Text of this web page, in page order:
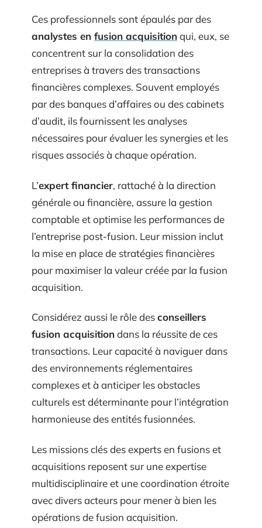
Ces professionnels sont épaulés par des
analystes en fusion acquisitionqui, eux, se
concentrent sur la consolidation des
entreprises à travers des transactions
financières complexes. Souvent employés
par des banques d’affaires ou des cabinets
d’audit, ils fournissent les analyses
nécessaires pour évaluer les synergies et les
risques associés à chaque opération.
L’expert financier, rattaché à la direction
générale ou financière, assure la gestion
comptable et optimise les performances de
l’entreprise post-fusion. Leur mission inclut
la mise en place de stratégies financières
pour maximiser la valeur créée par la fusion
acquisition.
Considérez aussi le rôle desconseillers
fusion acquisitiondans la réussite de ces
transactions. Leur capacité à naviguer dans
des environnements réglementaires
complexes et à anticiper les obstacles
culturels est déterminante pour l’intégration
harmonieuse des entités fusionnées.
Les missions clés des experts en fusions et
acquisitions reposent sur une expertise
multidisciplinaire et une coordination étroite
avec divers acteurs pour mener à bien les
opérations de fusion acquisition.